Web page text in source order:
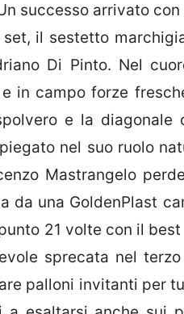
successo arrivato
il sestetto
Di Pinto. Nel
in campo forze
e la diagonale
nel suo ruolo
Mastrangelo
da una GoldenPlast
21 volte con il
sprecata nel
palloni invitanti per